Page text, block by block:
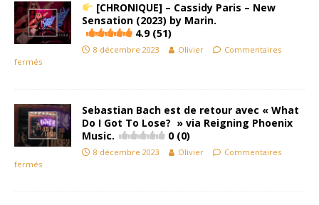
[CHRONIQUE] – Cassidy Paris – New
Sensation (2023) by Marin.
4.9 (51)
8 décembre 2023 Olivier
Commentaires
fermés
Sebastian Bach est de retour avec « What
Do I Got To Lose? » via Reigning Phoenix
Music.
0 (0)
8 décembre 2023 Olivier
Commentaires
fermés